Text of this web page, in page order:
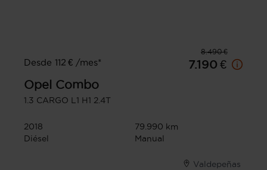
8.490 €
Desde 112 € /mes*
7.190 €
Opel Combo
1.3 CARGO L1 H1 2.4T
2018
79.990 km
Diésel
Manual
Valdepeñas